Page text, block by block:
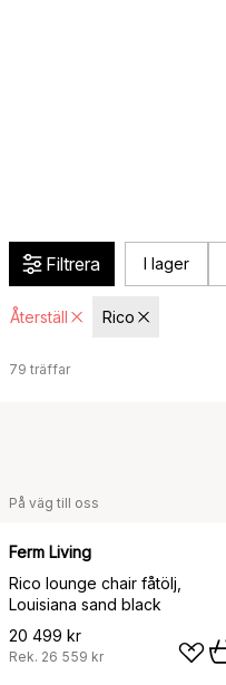
Filtrera I lager
Återställ Rico
79 träffar
På väg till oss
Ferm Living
Rico lounge chair fåtölj,
Louisiana sand black
20 499 kr
Rek. 26 559 kr